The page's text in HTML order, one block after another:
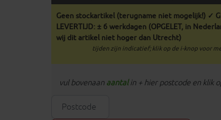
Geen stockartikel (terugname niet mogelijk!) ✓
LEVERTIJD: ± 6 werkdagen (OPGELET, in
wij dit artikel niet hoger dan Utrecht)
tijden zijn indicatief; klik op de i-knop voor
vul bovenaan aantalin + hier postcode en klik